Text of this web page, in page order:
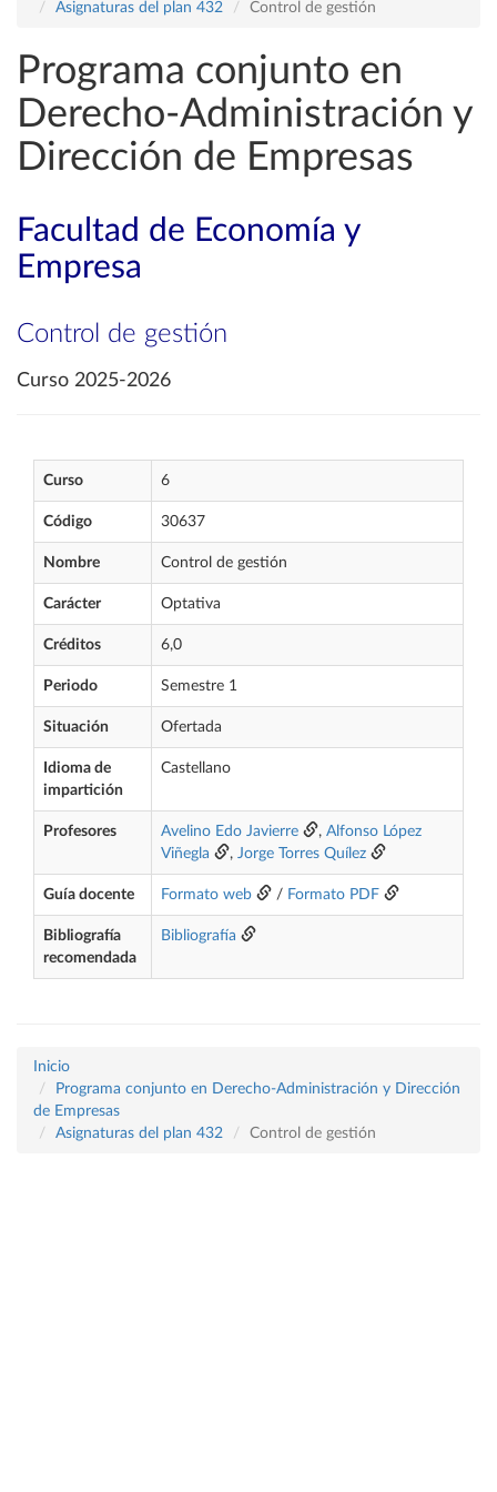
Asignaturas del plan 432
Control de gestión
Programa conjunto en
Derecho-Administración y
Dirección de Empresas
Facultad de Economía y
Empresa
Control de gestión
Curso 2025-2026
Curso 6
Código 30637
Nombre Control de gestión
Carácter Optativa
Créditos 6,0
Periodo Semestre 1
Situación Ofertada
Idioma de
impartición
Castellano
Profesores Avelino Edo Javierre , Alfonso López
Viñegla
, Jorge Torres Quílez
Guía docente Formato web / Formato PDF
Bibliografía
recomendada
Bibliografía
Inicio
Programa conjunto en Derecho-Administración y Dirección
de Empresas
Asignaturas del plan 432
Control de gestión